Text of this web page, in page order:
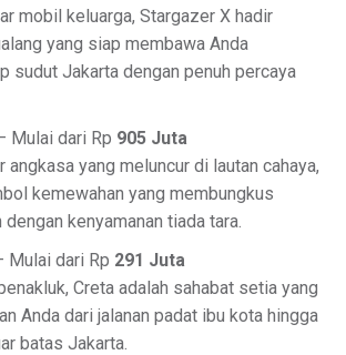
mobil keluarga, Stargazer X hadir
yang siap membawa Anda
sudut Jakarta dengan penuh percaya
Mulai dari Rp 905 Juta
angkasa yang meluncur di lautan cahaya,
kemewahan yang membungkus
kenyamanan tiada tara.
Mulai dari Rp 291 Juta
Creta adalah sahabat setia yang
Anda dari jalanan padat ibu kota hingga
batas Jakarta.